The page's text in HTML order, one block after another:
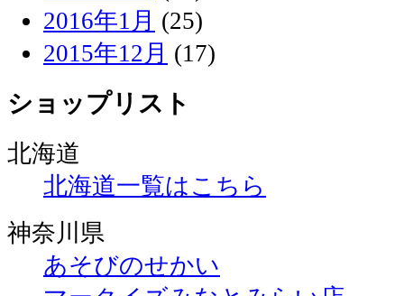
2016年1月 (25)
2015年12月 (17)
ショップリスト
北海道
北海道一覧はこちら
神奈川県
あそびのせかい